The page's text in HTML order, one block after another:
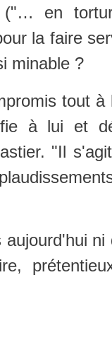
("… en
la faire
minable ?
tout
à lui et
"Il